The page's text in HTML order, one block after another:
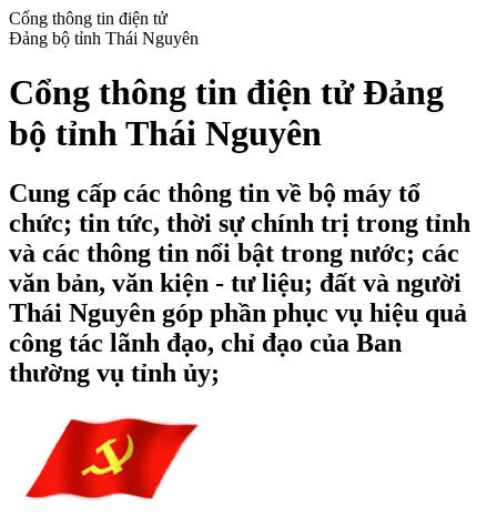
Cổng thông tin điện tử
Đảng bộ tỉnh Thái Nguyên
Cổng thông tin điện tử Đảng
bộ tỉnh Thái Nguyên
Cung cấp các thông tin về bộ máy tổ
chức; tin tức, thời sự chính trị trong tỉnh
và các thông tin nổi bật trong nước; các
văn bản, văn kiện - tư liệu; đất và người
Thái Nguyên góp phần phục vụ hiệu quả
công tác lãnh đạo, chỉ đạo của Ban
thường vụ tỉnh ủy;